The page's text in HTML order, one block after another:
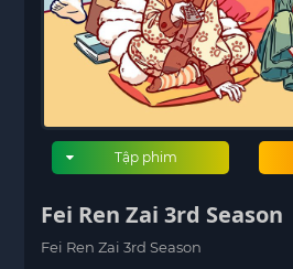
Tập phim
Fei Ren Zai 3rd Season
Fei Ren Zai 3rd Season